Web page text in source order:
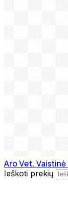
Aro Vet. Vaistinė
Ieškoti prekių